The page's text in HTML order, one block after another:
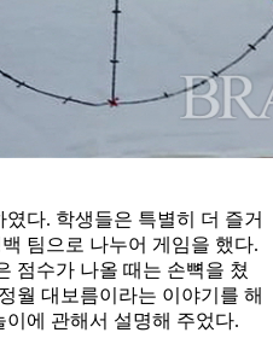
다. 학생들은 특별히 더 즐거
팀으로 나누어 게임을 했다.
점수가 나올 때는 손뼉을 쳤
월 대보름이라는 이야기를 해
에 관해서 설명해 주었다.